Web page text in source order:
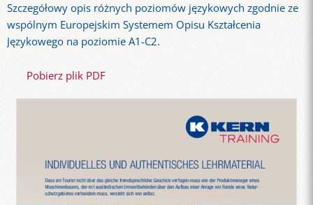
Szczegółowy opis różnych poziomów językowych zgodnie ze
wspólnym Europejskim Systemem Opisu Kształcenia
Językowego na poziomie A1-C2.
Pobierz plik PDF